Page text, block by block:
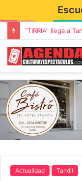
Actualidad Tandil